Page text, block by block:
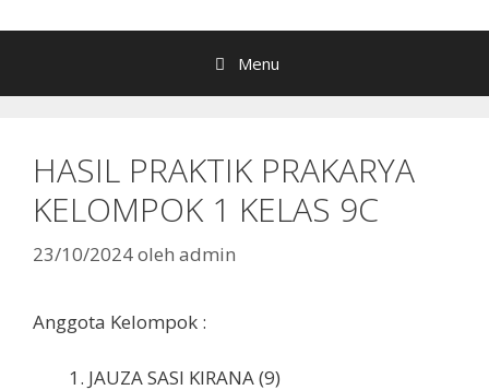
Menu
HASIL PRAKTIK PRAKARYA
KELOMPOK 1 KELAS 9C
23/10/2024oleh admin
Anggota Kelompok :
JAUZA SASI KIRANA (9)